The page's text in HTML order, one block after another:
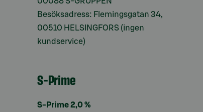
Besöksadress: Flemingsgatan 34,
00510 HELSINGFORS (ingen
kundservice)
S-Prime
S-Prime 2,0 %